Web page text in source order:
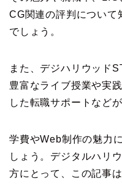
CG関連の評判について
でしょう。
また、デジハリウッド
豊富なライブ授業や実
した転職サポートなど
学費やWeb制作の魅力
しょう。デジタルハリ
方にとって、この記事